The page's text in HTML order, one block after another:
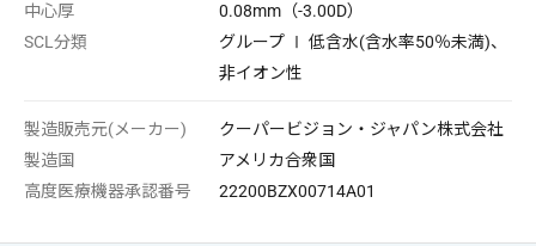
中心厚
0.08mm（-3.00D）
SCL分類
グループ Ⅰ 低含水(含水率50％未満)、
非イオン性
製造販売元(メーカー)
クーパービジョン・ジャパン株式会社
製造国
アメリカ合衆国
高度医療機器承認番号
22200BZX00714A01